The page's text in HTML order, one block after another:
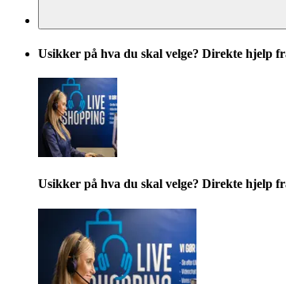
Usikker på hva du skal velge? Direkte hjelp
Usikker på hva du skal velge? Direkte hjelp